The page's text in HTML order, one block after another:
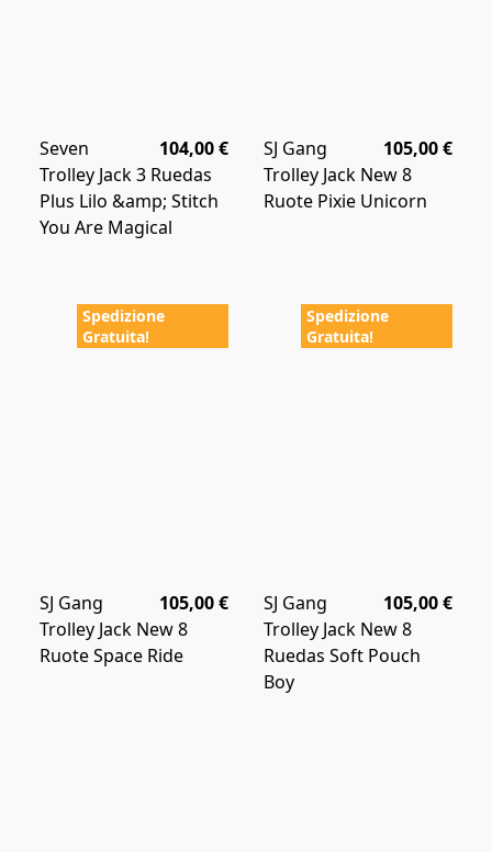
104,00 €
Seven
Trolley Jack 3 Ruedas
Plus Lilo &amp; Stitch
You Are Magical
105,00 €
SJ Gang
Trolley Jack New 8
Ruote Pixie Unicorn
Spedizione
Gratuita!
105,00 €
SJ Gang
Trolley Jack New 8
Ruote Space Ride
Spedizione
Gratuita!
105,00 €
SJ Gang
Trolley Jack New 8
Ruedas Soft Pouch
Boy